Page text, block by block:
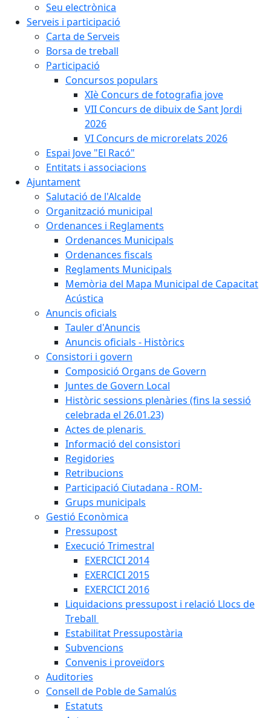
Seu electrònica
Serveis i participació
Carta de Serveis
Borsa de treball
Participació
Concursos populars
XIè Concurs de fotografia jove
VII Concurs de dibuix de Sant Jordi
2026
VI Concurs de microrelats 2026
Espai Jove "El Racó"
Entitats i associacions
Ajuntament
Salutació de l'Alcalde
Organització municipal
Ordenances i Reglaments
Ordenances Municipals
Ordenances fiscals
Reglaments Municipals
Memòria del Mapa Municipal de Capacitat
Acústica
Anuncis oficials
Tauler d'Anuncis
Anuncis oficials - Històrics
Consistori i govern
Composició Organs de Govern
Juntes de Govern Local
Històric sessions plenàries (fins la sessió
celebrada el 26.01.23)
Actes de plenaris
Informació del consistori
Regidories
Retribucions
Participació Ciutadana - ROM-
Grups municipals
Gestió Econòmica
Pressupost
Execució Trimestral
EXERCICI 2014
EXERCICI 2015
EXERCICI 2016
Liquidacions pressupost i relació Llocs de
Treball
Estabilitat Pressupostària
Subvencions
Convenis i proveïdors
Auditories
Consell de Poble de Samalús
Estatuts